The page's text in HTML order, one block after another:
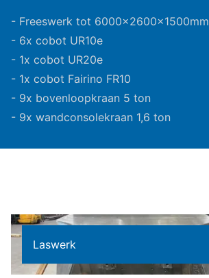
- Freeswerk tot 6000x2600x1500mm
- 6x cobot UR10e
- 1x cobot UR20e
- 1x cobot Fairino FR10
- 9x bovenloopkraan 5 ton
- 9x wandconsolekraan 1,6 ton
Laswerk